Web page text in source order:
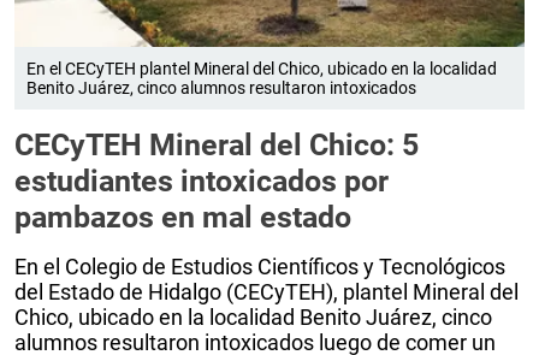
En el CECyTEH plantel Mineral del Chico, ubicado en la localidad
Benito Juárez, cinco alumnos resultaron intoxicados
CECyTEH Mineral del Chico: 5
estudiantes intoxicados por
pambazos en mal estado
En el Colegio de Estudios Científicos y Tecnológicos
del Estado de Hidalgo (CECyTEH), plantel Mineral del
Chico, ubicado en la localidad Benito Juárez, cinco
alumnos resultaron intoxicados luego de comer un